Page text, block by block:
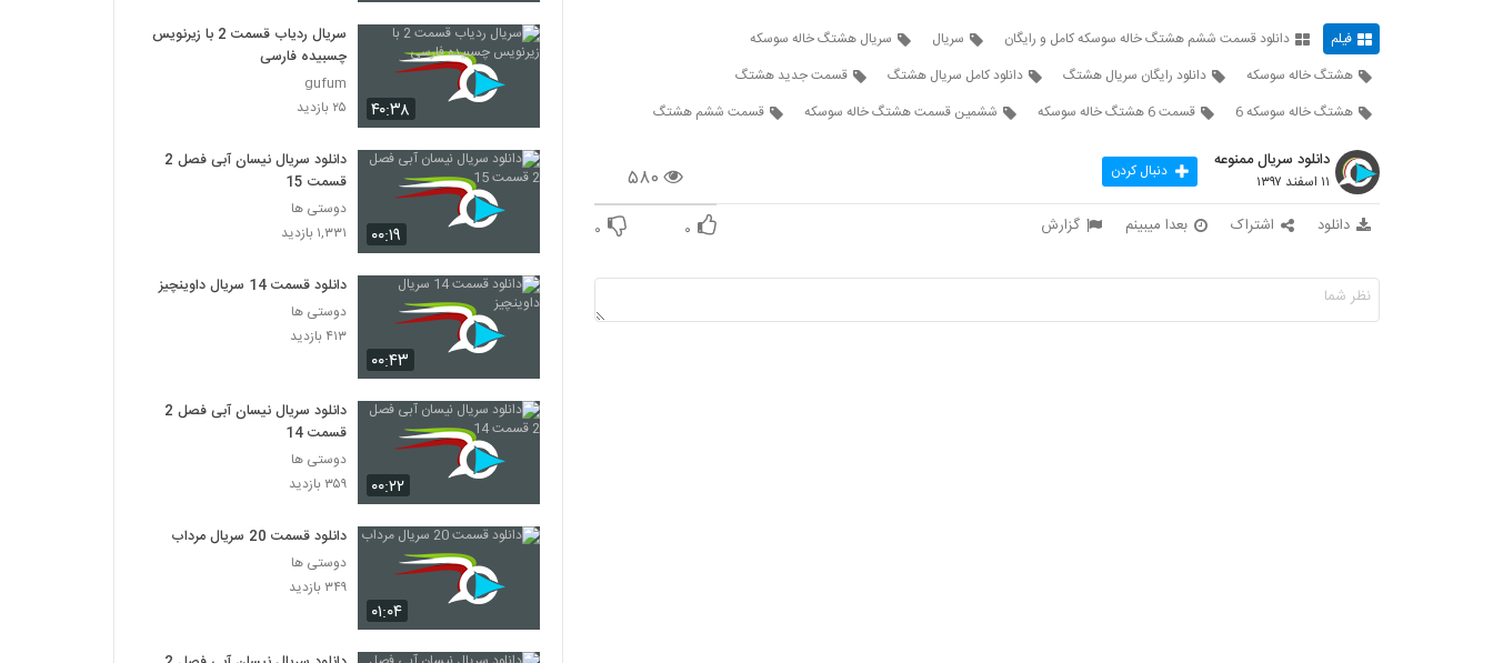
فیلم دانلود قسمت ششم هشتگ خاله سوسکه کامل و رایگان سریال
سریال هشتگ خاله سوسکه
هشتگ خاله سوسکه
دانلود رایگان سریال هشتگ دانلود کامل سریال هشتگ
قسمت جدید هشتگ
هشتگ خاله سوسکه 6
قسمت 6 هشتگ خاله سوسکه ششمین قسمت هشتگ خاله سوسکه قسمت ششم هشتگ
۵۸۰
دانلود سریال ممنوعه
۱۱ اسفند ۱۳۹۷ دنبال کردن
دانلود اشتراک بعدا میبینم گزارش ۰ ۰
۴۰:۳۸
سریال ردیاب قسمت 2 با زیرنویس
چسبیده فارسی
gufum
۲۵ بازدید
۰۰:۱۹
دانلود سریال نیسان آبی فصل 2
قسمت 15
دوستی ها
۱,۳۳۱ بازدید
۰۰:۴۳
دانلود قسمت 14 سریال داوینچیز
دوستی ها
۴۱۳ بازدید
۰۰:۲۲
دانلود سریال نیسان آبی فصل 2
قسمت 14
دوستی ها
۳۵۹ بازدید
۰۱:۰۴
دانلود قسمت 20 سریال مرداب
دوستی ها
۳۴۹ بازدید